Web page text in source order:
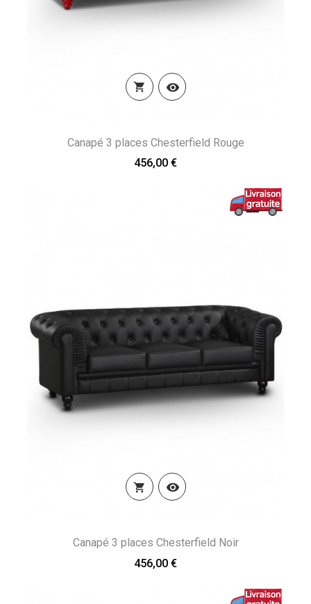
 
Canapé 3 places Chesterfield Rouge
456,00 €
 
Canapé 3 places Chesterfield Noir
456,00 €